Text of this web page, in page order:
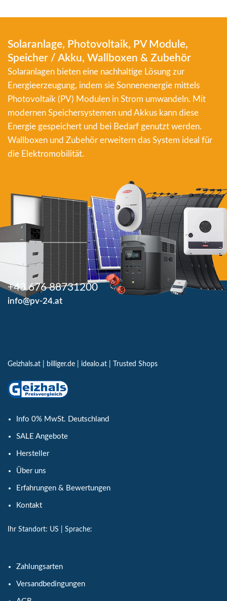
Solaranlage, Photovoltaik, PV Module,
Speicher / Akku, Wallboxen & Zubehör
Solaranlagen bieten eine nachhaltige Lösung zur
Energieerzeugung, indem sie Sonnenenergie mittels
Photovoltaik (PV) Modulen in Strom umwandeln. Mit
modernen Speichersystemen und Akkus kann diese
Energie gespeichert und bei Bedarf genutzt werden.
Wallboxen und Zubehör erweitern das System ideal für
die Elektromobilität.
+43 676 88731200
info@pv-24.at
Geizhals.at billiger.de idealo.at Trusted Shops
Info 0% MwSt. Deutschland
SALE Angebote
Hersteller
Über uns
Erfahrungen & Bewertungen
Kontakt
Ihr Standort: US | Sprache:
Zahlungsarten
Versandbedingungen